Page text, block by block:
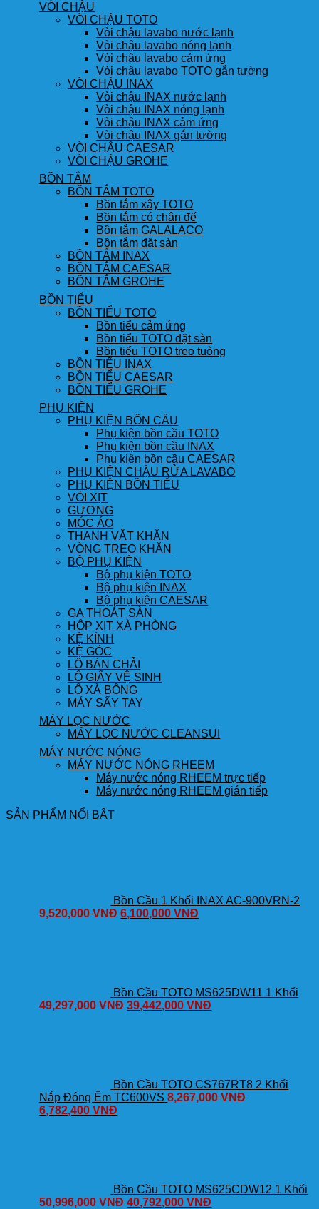
VÒI CHẬU
VÒI CHẬU TOTO
Vòi chậu lavabo nước lạnh
Vòi chậu lavabo nóng lạnh
Vòi chậu lavabo cảm ứng
Vòi chậu lavabo TOTO gắn tường
VÒI CHẬU INAX
Vòi chậu INAX nước lạnh
Vòi chậu INAX nóng lạnh
Vòi chậu INAX cảm ứng
Vòi chậu INAX gắn tường
VÒI CHẬU CAESAR
VÒI CHẬU GROHE
BỒN TẮM
BỒN TẮM TOTO
Bồn tắm xây TOTO
Bồn tắm có chân đế
Bồn tắm GALALACO
Bồn tắm đặt sàn
BỒN TẮM INAX
BỒN TẮM CAESAR
BỒN TẮM GROHE
BỒN TIỂU
BỒN TIỂU TOTO
Bồn tiểu cảm ứng
Bồn tiểu TOTO đặt sàn
Bồn tiểu TOTO treo tuòng
BỒN TIỂU INAX
BỒN TIỂU CAESAR
BỒN TIỂU GROHE
PHỤ KIỆN
PHỤ KIỆN BỒN CẦU
Phụ kiện bồn cầu TOTO
Phụ kiện bồn cầu INAX
Phụ kiện bồn cầu CAESAR
PHỤ KIỆN CHẬU RỬA LAVABO
PHỤ KIỆN BỒN TIỂU
VÒI XỊT
GƯƠNG
MÓC ÁO
THANH VẮT KHĂN
VÒNG TREO KHĂN
BỘ PHỤ KIỆN
Bộ phụ kiện TOTO
Bộ phụ kiện INAX
Bộ phụ kiện CAESAR
GA THOÁT SÀN
HỘP XỊT XÀ PHÒNG
KỆ KÍNH
KỆ GÓC
LÔ BÀN CHẢI
LÔ GIẤY VỆ SINH
LÔ XÀ BÔNG
MÁY SẤY TAY
MÁY LỌC NƯỚC
MÁY LỌC NƯỚC CLEANSUI
MÁY NƯỚC NÓNG
MÁY NƯỚC NÓNG RHEEM
Máy nước nóng RHEEM trực tiếp
Máy nước nóng RHEEM gián tiếp
SẢN PHẨM NỔI BẬT
Bồn Cầu 1 Khối INAX AC-900VRN-2
9,520,000VNĐ 6,100,000VNĐ
Bồn Cầu TOTO MS625DW11 1 Khối
49,297,000VNĐ 39,442,000VNĐ
Bồn Cầu TOTO CS767RT8 2 Khối
Nắp Đóng Êm TC600VS 8,267,000VNĐ
6,782,400VNĐ
Bồn Cầu TOTO MS625CDW12 1 Khối
50,996,000VNĐ 40,792,000VNĐ